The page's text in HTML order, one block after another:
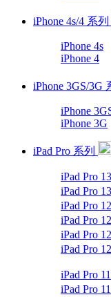
iPhone 4s/4 系列
iPhone 4s
iPhone 4
iPhone 3GS/3G
iPhone
iPhone 3G
iPad Pro 系列
iPad Pro
iPad Pro
iPad Pro
iPad Pro
iPad Pro
iPad Pro
iPad Pro
iPad Pro